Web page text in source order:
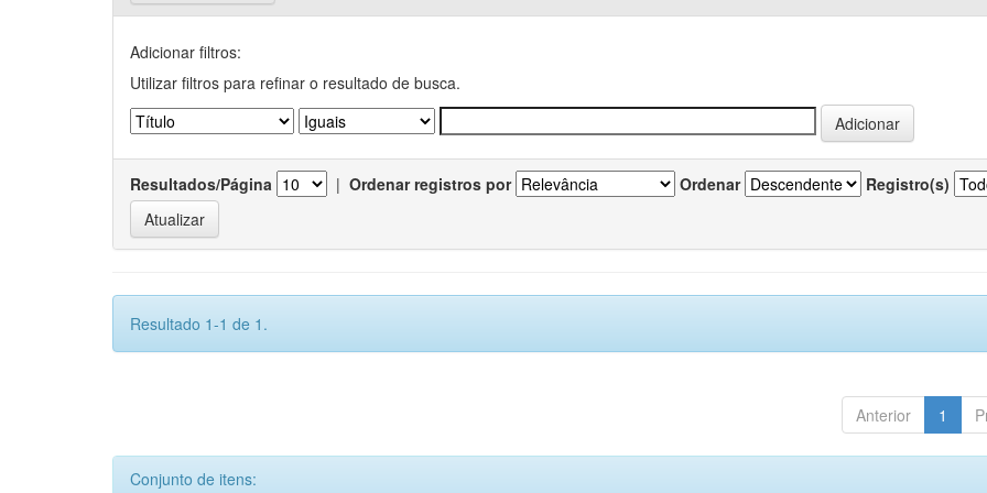
Adicionar filtros:
Utilizar filtros para refinar o resultado de busca.
Resultados/Página | Ordenar registros por Ordenar Registro(s)
Resultado 1-1 de 1.
Anterior 1
Conjunto de itens: